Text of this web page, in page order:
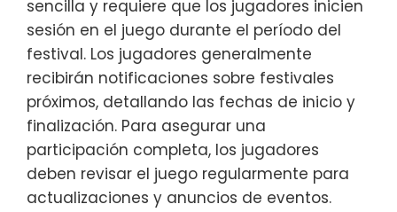
sencilla y requiere que los jugadores inicien
sesión en el juego durante el período del
festival. Los jugadores generalmente
recibirán notificaciones sobre festivales
próximos, detallando las fechas de inicio y
finalización. Para asegurar una
participación completa, los jugadores
deben revisar el juego regularmente para
actualizaciones y anuncios de eventos.